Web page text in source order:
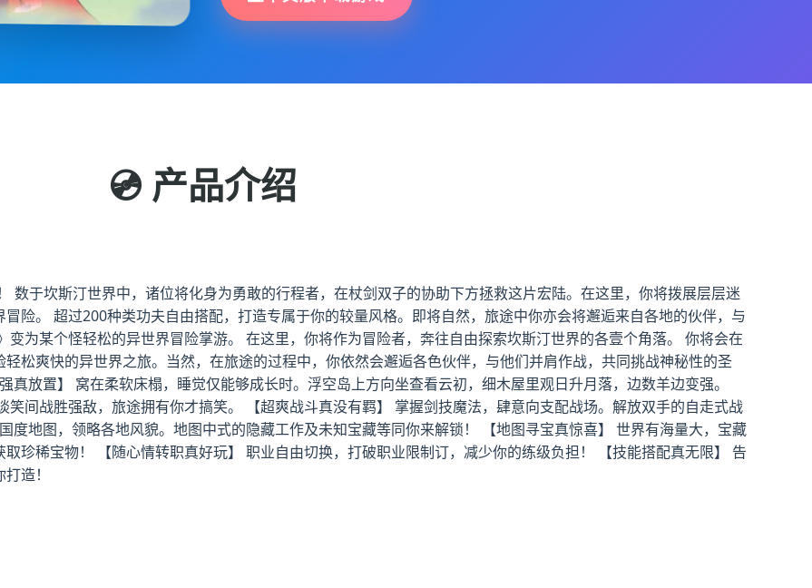
💿 产品介绍
数于坎斯汀世界中，诸位将化身为勇敢的行程者，在杖剑双子的协助下方拯救这片宏陆。在这里，你将拨展层层迷
险。 超过200种类功夫自由搭配，打造专属于你的较量风格。即将自然，旅途中你亦会将邂逅来自各地的伙伴，与
为某个怪轻松的异世界冒险掌游。 在这里，你将作为冒险者，奔往自由探索坎斯汀世界的各壹个角落。 你将会在
松爽快的异世界之旅。当然，在旅途的过程中，你依然会邂逅各色伙伴，与他们并肩作战，共同挑战神秘性的圣
放置】 窝在柔软床榻，睡觉仅能够成长时。浮空岛上方向坐查看云初，细木屋里观日升月落，边数羊边变强。
笑间战胜强敌，旅途拥有你才搞笑。 【超爽战斗真没有羁】 掌握剑技魔法，肆意向支配战场。解放双手的自走式战
度地图，领略各地风貌。地图中式的隐藏工作及未知宝藏等同你来解锁！ 【地图寻宝真惊喜】 世界有海量大，宝藏
珍稀宝物！ 【随心情转职真好玩】 职业自由切换，打破职业限制订，减少你的练级负担！ 【技能搭配真无限】 告
造！